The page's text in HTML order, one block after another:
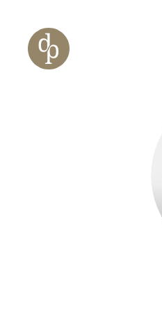
Zur Navigation springen
Zur Website-Suche springen